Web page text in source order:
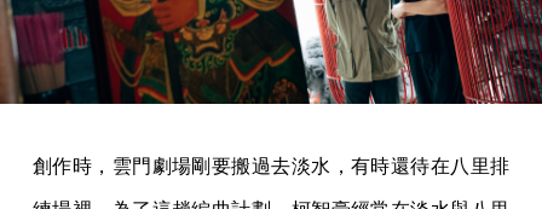
創作時，雲門劇場剛要搬過去淡水，有時還待在八里排